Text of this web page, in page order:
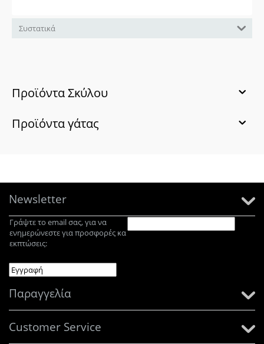
Συστατικά
Προϊόντα Σκύλου
Προϊόντα γάτας
Newsletter
Γράψτε το email σας, για να
ενημερώνεστε για προσφορές κα
εκπτώσεις:
Παραγγελία
Customer Service